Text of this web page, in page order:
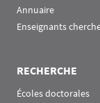
Annuaire
Enseignants
RECHERCHE
Écoles doctorales